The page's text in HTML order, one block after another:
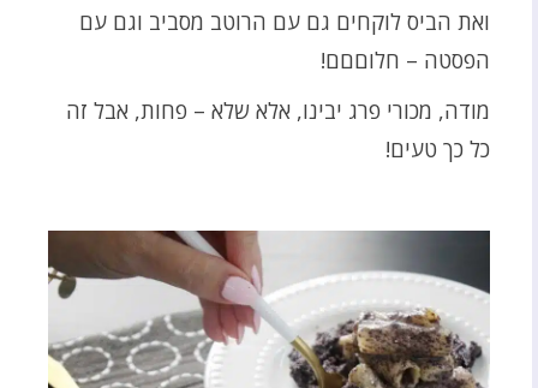
ואת הביס לוקחים גם עם הרוטב מסביב וגם עם
הפסטה – חלוםםם!
מודה, מכורי פרג יבינו, אלא שלא – פחות, אבל זה
כל כך טעים!